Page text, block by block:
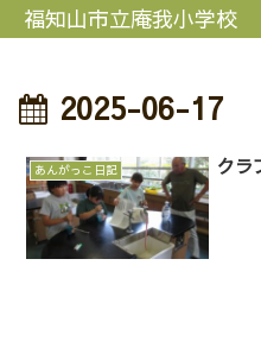
福知山市立庵我小学校
2025-06-17
あんがっこ日記 クラ